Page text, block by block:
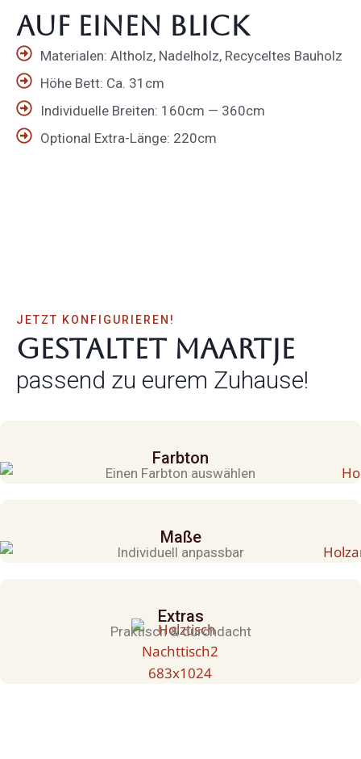
auf einen Blick
Materialen: Altholz, Nadelholz, Recyceltes Bauholz
Höhe Bett: Ca. 31cm
Indivi­duelle Breiten: 160cm — 360cm
Optional Extra-Länge: 220cm
JETZT KONFI­GU­RIEREN!
gestaltet Maartje
passend zu eurem Zuhause!
Farbton
Einen Farbton auswählen
Maße
Indivi­duell anpassbar
Extras
Praktisch & durch­dacht